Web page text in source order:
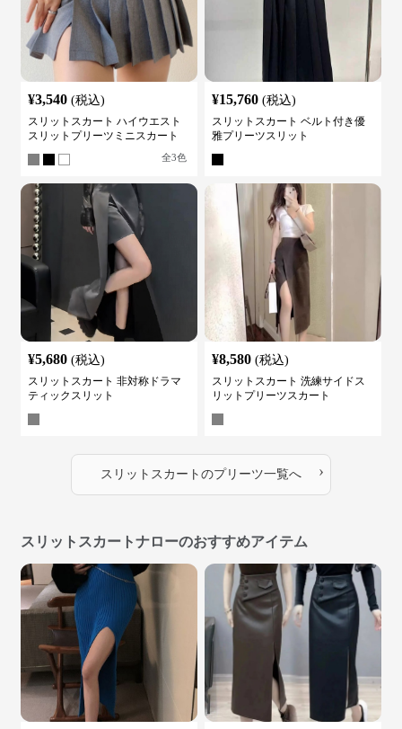
¥3,540 (税込)
スリットスカート ハイウエスト
スリットプリーツミニスカート
全3色
¥15,760 (税込)
スリットスカート ベルト付き優
雅プリーツスリット
¥5,680 (税込)
スリットスカート 非対称ドラマ
ティックスリット
¥8,580 (税込)
スリットスカート 洗練サイドス
リットプリーツスカート
スリットスカート のプリーツ一覧へ ›
スリットスカートナローのおすすめアイテム